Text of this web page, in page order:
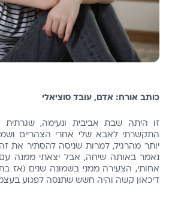
כותב אורח: אדם, עובד סוציאלי
התקשרתי לאבא שלי אחרי הצהריים
יותר מהרגיל, למרות שניסה להסתיר את
נאמר באותה שיחה, אבל יצאתי ממנה
דיכאון קשה והיה חשש שתנסה לפגוע